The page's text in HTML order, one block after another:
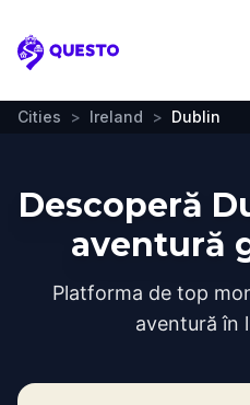
Questo
Cities > Ireland > Dublin
Descoperă
aventură
Platforma de top
aventură în